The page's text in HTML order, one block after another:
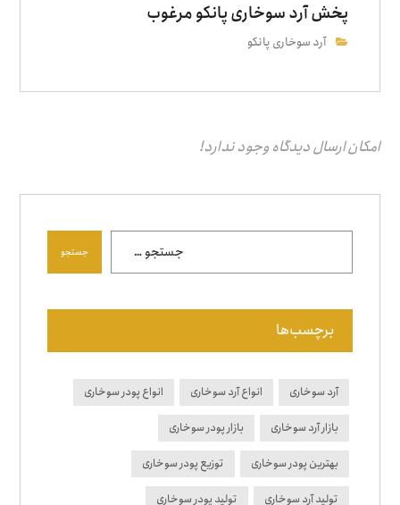
پخش آرد سوخاری پانکو مرغوب
آرد سوخاری پانکو
امکان ارسال دیدگاه وجود ندارد!
جستجو
برچسب‌ها
آرد سوخاری انواع آرد سوخاری انواع پودر سوخاری
بازار آرد سوخاری بازار پودر سوخاری
بهترین پودر سوخاری توزیع پودر سوخاری
تولید آرد سوخاری تولید پودر سوخاری